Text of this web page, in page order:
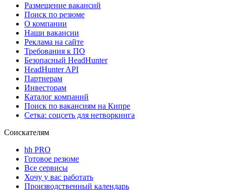
Размещение вакансий
Поиск по резюме
О компании
Наши вакансии
Реклама на сайте
Требования к ПО
Безопасный HeadHunter
HeadHunter API
Партнерам
Инвесторам
Каталог компаний
Поиск по вакансиям на Кипре
Сетка: соцсеть для нетворкинга
Соискателям
hh PRO
Готовое резюме
Все сервисы
Хочу у вас работать
Производственный календарь